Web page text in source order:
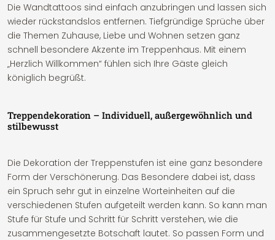
Die Wandtattoos sind einfach anzubringen und lassen sich
wieder rückstandslos entfernen. Tiefgründige Sprüche über
die Themen Zuhause, Liebe und Wohnen setzen ganz
schnell besondere Akzente im Treppenhaus. Mit einem
„Herzlich Willkommen“ fühlen sich Ihre Gäste gleich
königlich begrüßt.
Treppendekoration – Individuell, außergewöhnlich und
stilbewusst
Die Dekoration der Treppenstufen ist eine ganz besondere
Form der Verschönerung. Das Besondere dabei ist, dass
ein Spruch sehr gut in einzelne Worteinheiten auf die
verschiedenen Stufen aufgeteilt werden kann. So kann man
Stufe für Stufe und Schritt für Schritt verstehen, wie die
zusammengesetzte Botschaft lautet. So passen Form und